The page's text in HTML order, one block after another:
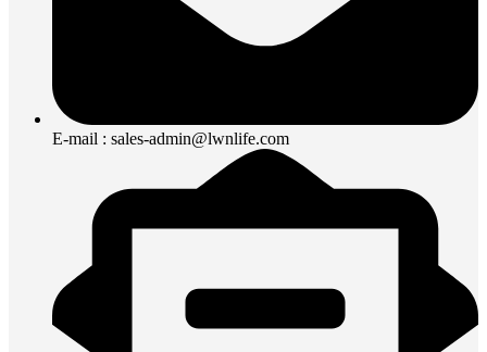
E-mail : sales-admin@lwnlife.com